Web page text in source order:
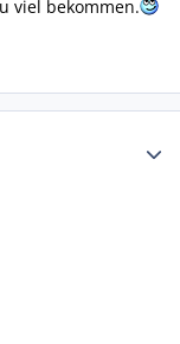
viel bekommen.